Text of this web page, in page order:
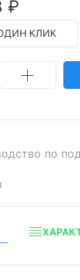
₽
КЛИК
по